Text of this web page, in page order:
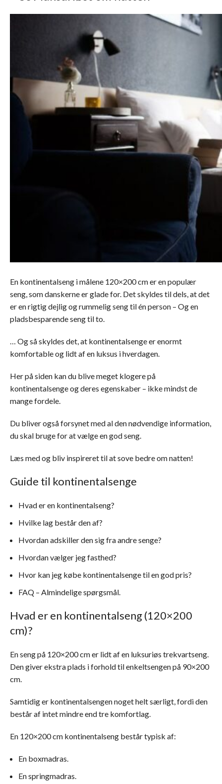
En kontinentalseng i målene 120×200 cm er en populær
seng, som danskerne er glade for. Det skyldes til dels, at det
er en rigtig dejlig og rummelig seng til én person – Og en
pladsbesparende seng til to.
… Og så skyldes det, at kontinentalsenge er enormt
komfortable og lidt af en luksus i hverdagen.
Her på siden kan du blive meget klogere på
kontinentalsenge og deres egenskaber – ikke mindst de
mange fordele.
Du bliver også forsynet med al den nødvendige information,
du skal bruge for at vælge en god seng.
Læs med og bliv inspireret til at sove bedre om natten!
Guide til kontinentalsenge
Hvad er en kontinentalseng?
Hvilke lag består den af?
Hvordan adskiller den sig fra andre senge?
Hvordan vælger jeg fasthed?
Hvor kan jeg købe kontinentalsenge til en god pris?
FAQ – Almindelige spørgsmål.
Hvad er en kontinentalseng (120×200
cm)?
En seng på 120×200 cm er lidt af en luksuriøs trekvartseng.
Den giver ekstra plads i forhold til enkeltsengen på 90×200
cm.
Samtidig er kontinentalsengen noget helt særligt, fordi den
består af intet mindre end tre komfortlag.
En 120×200 cm kontinentalseng består typisk af:
En boxmadras.
En springmadras.